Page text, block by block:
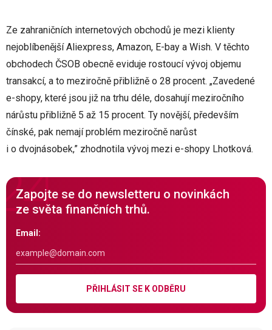
Ze zahraničních internetových obchodů je mezi klienty
nejoblíbenější Aliexpress, Amazon, E-bay a Wish. V těchto
obchodech ČSOB obecně eviduje rostoucí vývoj objemu
transakcí, a to meziročně přibližně o 28 procent. „Zavedené
e-shopy, které jsou již na trhu déle, dosahují meziročního
nárůstu přibližně 5 až 15 procent. Ty novější, především
čínské, pak nemají problém meziročně narůst
i o dvojnásobek,” zhodnotila vývoj mezi e-shopy Lhotková.
Zapojte se do newsletteru o novinkách
ze světa finančních trhů.
Email:
PŘIHLÁSIT SE K ODBĚRU